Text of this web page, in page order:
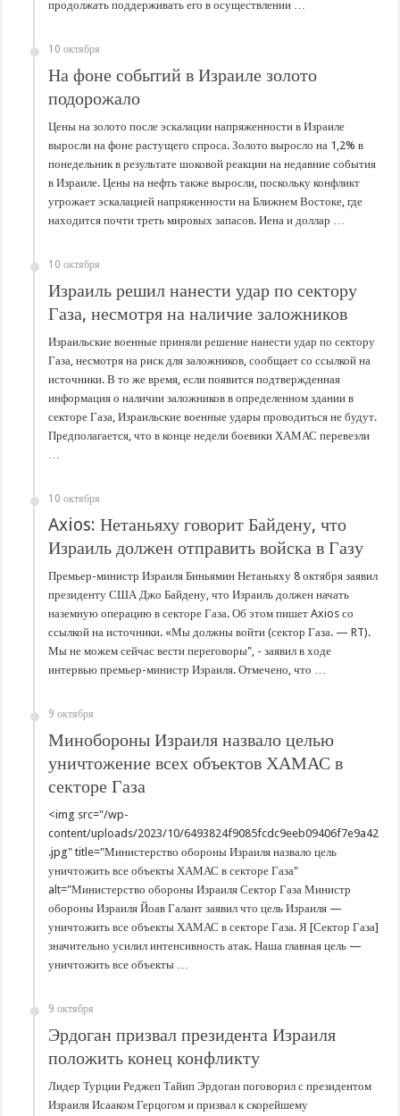
продолжать поддерживать его в осуществлении …
10 октября
На фоне событий в Израиле золото
подорожало
Цены на золото после эскалации напряженности в Израиле
выросли на фоне растущего спроса. Золото выросло на 1,2% в
понедельник в результате шоковой реакции на недавние события
в Израиле. Цены на нефть также выросли, поскольку конфликт
угрожает эскалацией напряженности на Ближнем Востоке, где
находится почти треть мировых запасов. Иена и доллар …
10 октября
Израиль решил нанести удар по сектору
Газа, несмотря на наличие заложников
Израильские военные приняли решение нанести удар по сектору
Газа, несмотря на риск для заложников, сообщает со ссылкой на
источники. В то же время, если появится подтвержденная
информация о наличии заложников в определенном здании в
секторе Газа, Израильские военные удары проводиться не будут.
Предполагается, что в конце недели боевики ХАМАС перевезли
…
10 октября
Axios: Нетаньяху говорит Байдену, что
Израиль должен отправить войска в Газу
Премьер-министр Израиля Биньямин Нетаньяху 8 октября заявил
президенту США Джо Байдену, что Израиль должен начать
наземную операцию в секторе Газа. Об этом пишет Axios со
ссылкой на источники. «Мы должны войти (сектор Газа. — RT).
Мы не можем сейчас вести переговоры", - заявил в ходе
интервью премьер-министр Израиля. Отмечено, что …
9 октября
Минобороны Израиля назвало целью
уничтожение всех объектов ХАМАС в
секторе Газа
<img src="/wp-
content/uploads/2023/10/6493824f9085fcdc9eeb09406f7e9a42
.jpg" title="Министерство обороны Израиля назвало цель
уничтожить все объекты ХАМАС в секторе Газа"
alt="Министерство обороны Израиля Сектор Газа Министр
обороны Израиля Йоав Галант заявил что цель Израиля —
уничтожить все объекты ХАМАС в секторе Газа. Я [Сектор Газа]
значительно усилил интенсивность атак. Наша главная цель —
уничтожить все объекты …
9 октября
Эрдоган призвал президента Израиля
положить конец конфликту
Лидер Турции Реджеп Тайип Эрдоган поговорил с президентом
Израиля Исааком Герцогом и призвал к скорейшему